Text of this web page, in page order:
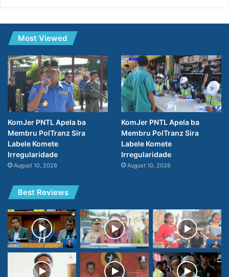
Most Viewed
KomJer PNTL Apela ba
Membru PolTranz Sira
Labele Komete
Irregularidade
August 10, 2026
KomJer PNTL Apela ba
Membru PolTranz Sira
Labele Komete
Irregularidade
August 10, 2026
Best Reviews